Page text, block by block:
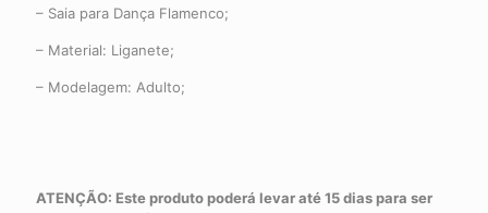
– Saia para Dança Flamenco;
– Material: Liganete;
– Modelagem: Adulto;
ATENÇÃO: Este produto poderá levar até 15 dias para ser